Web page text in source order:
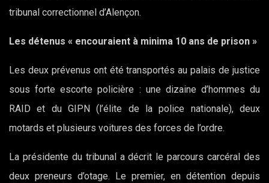
tribunal correctionnel d’Alençon.
Les détenus « encouraient à minima 10 ans de prison »
Les deux prévenus ont été transportés au palais de justice
sous forte escorte policière : une dizaine d’hommes du
RAID et du GIPN (l’élite de la police nationale), deux
motards et plusieurs voitures des forces de l’ordre.
La présidente du tribunal a décrit le parcours carcéral des
deux preneurs d’otage. Le premier, en détention depuis